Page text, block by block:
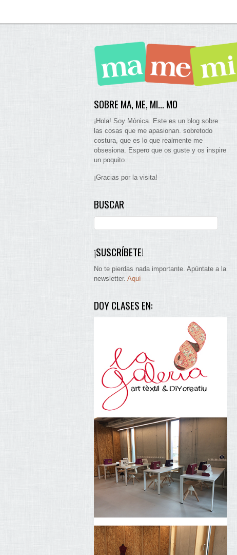
SOBRE MA, ME, MI… MO
¡Hola! Soy Mònica. Este es un blog sobre
las cosas que me apasionan. sobretodo
costura, que es lo que realmente me
obsesiona. Espero que os guste y os inspire
un poquito.
¡Gracias por la visita!
BUSCAR
¡SUSCRÍBETE!
No te pierdas nada importante. Apúntate a la
newsletter. Aquí
DOY CLASES EN: